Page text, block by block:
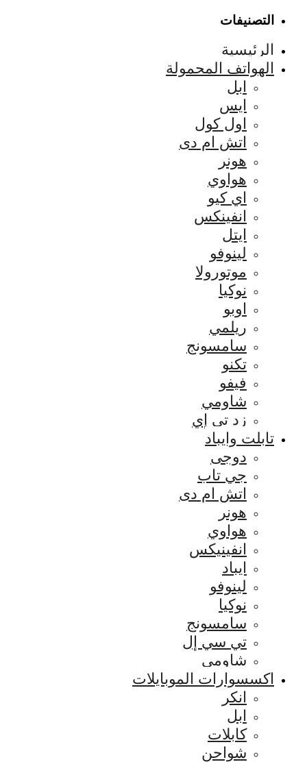
التصنيفات
الرئيسية
الهواتف المحمولة
ابل
ايس
اول كول
اتش ام دى
هونر
هواوي
اي كيو
انفينكس
ايتل
لينوفو
موتورولا
نوكيا
اوبو
ريلمي
سامسونج
تكنو
فيفو
شاومي
زد تي إي
تابلت وايباد
دوجى
جي تاب
اتش ام دى
هونر
هواوي
انفينيكس
ايباد
لينوفو
نوكيا
سامسونج
تي سي إل
شاومي
اكسسوارات الموبايلات
انكر
ابل
كابلات
شواحن